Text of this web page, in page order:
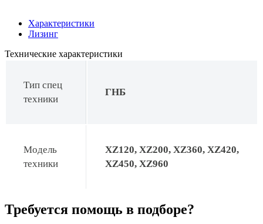
Характеристики
Лизинг
Технические характеристики
Тип спец
техники
ГНБ
Модель
техники
XZ120, XZ200, XZ360, XZ420,
XZ450, XZ960
Требуется помощь в подборе?